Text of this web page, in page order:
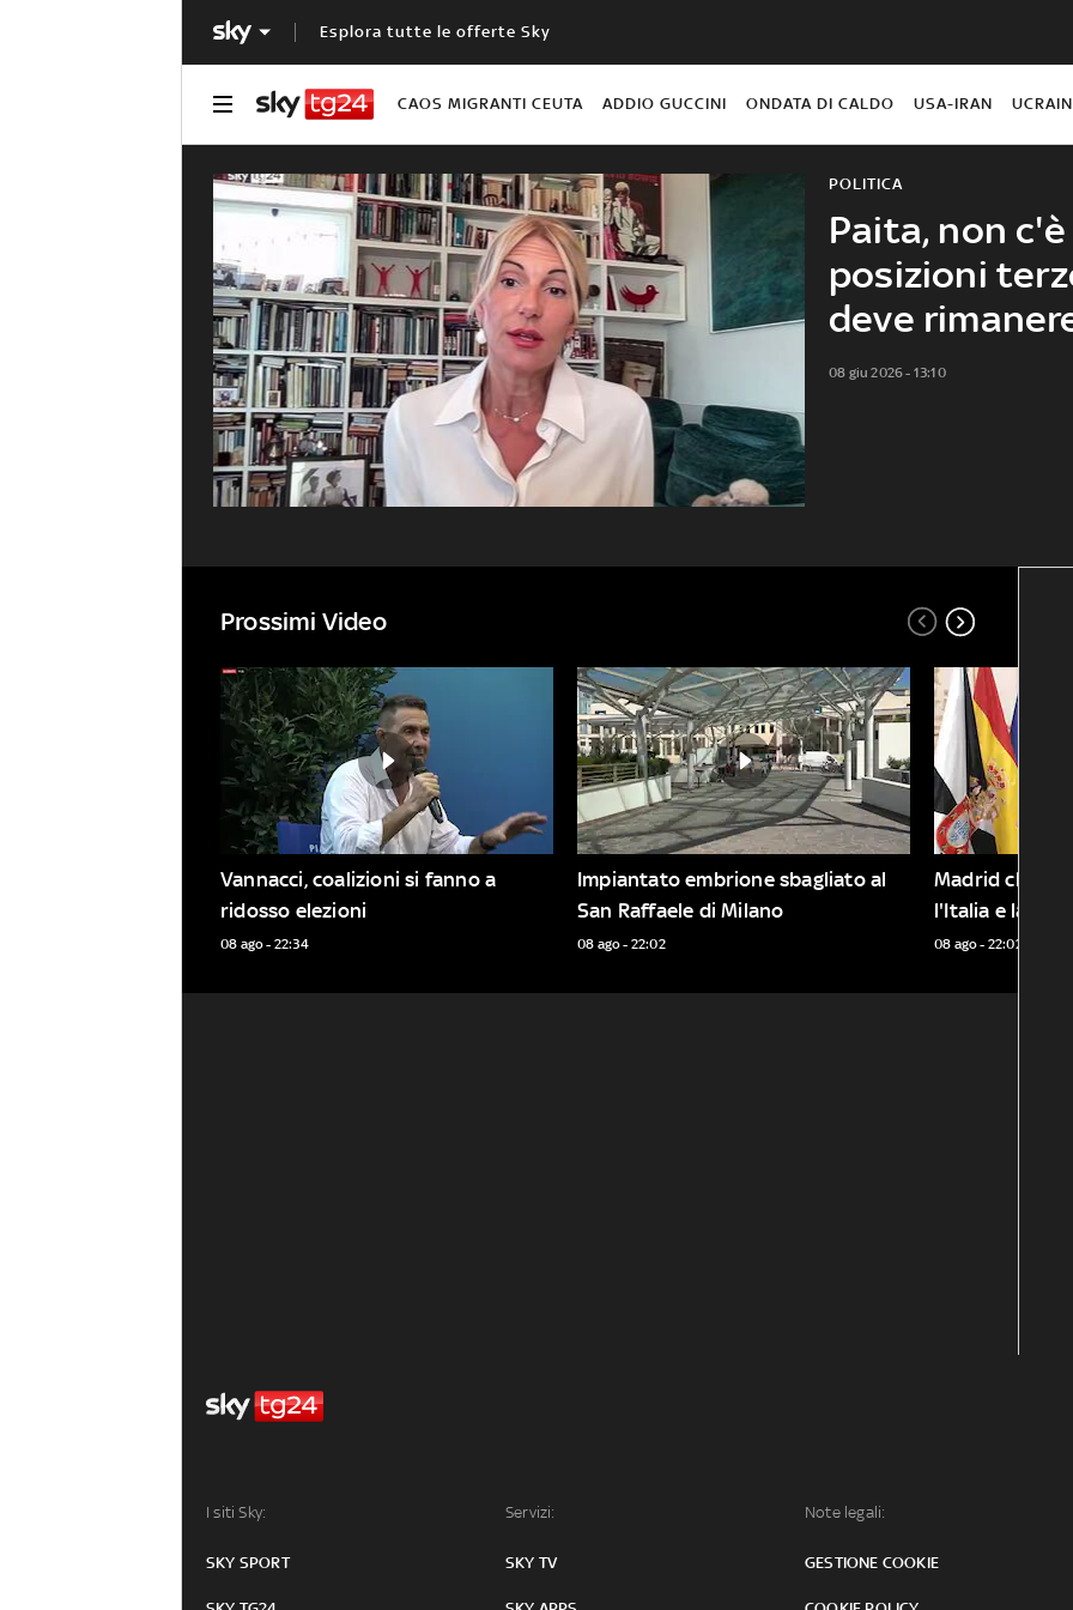
Esplora tutte le offerte Sky
CAOS MIGRANTI CEUTA ADDIO GUCCINI ONDATA DI CALDO USA-IRAN
Paita, non
posizioni
deve
POLITICA
08 giu 2026 - 13:10
Prossimi Video
Vannacci, coalizioni si fanno a
ridosso elezioni
08 ago - 22:34
Impiantato embrione sbagliato al
San Raffaele di Milano
08 ago - 22:02
Madrid chiude
l'Italia e la
assistenza
08 ago - 22:02
I siti Sky:
SKY SPORT
Servizi:
SKY TV
Note legali:
GESTIONE COOKIE